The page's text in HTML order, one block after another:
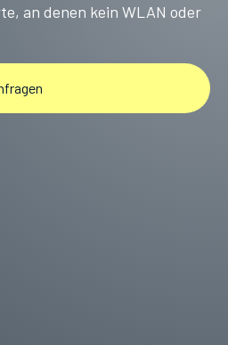
an denen kein WLAN oder